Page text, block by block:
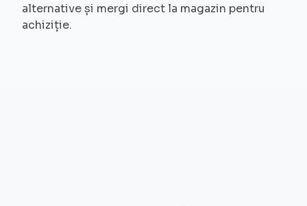
alternative și mergi direct la magazin pentru
achiziție.